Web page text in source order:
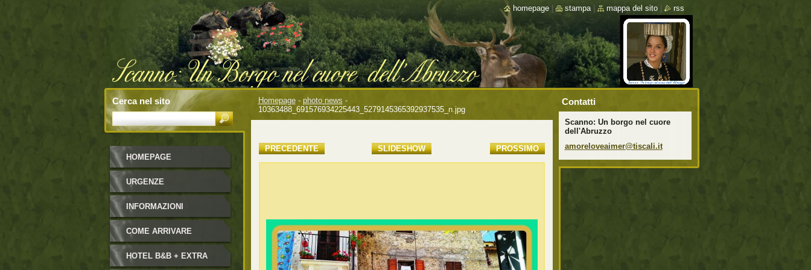
Homepage - photo news -
10363488_691576934225443_5279145365392937535_n.jpg
PRECEDENTE SLIDESHOW
PROSSIMO
HOMEPAGE
URGENZE
INFORMAZIONI
COME ARRIVARE
HOTEL B&B + EXTRA
Contatti
Scanno: Un borgo nel cuore
dell'Abruzzo
amoreloveaimer@tiscali.it
Cerca nel sito
homepage stampa mappa del sito rss